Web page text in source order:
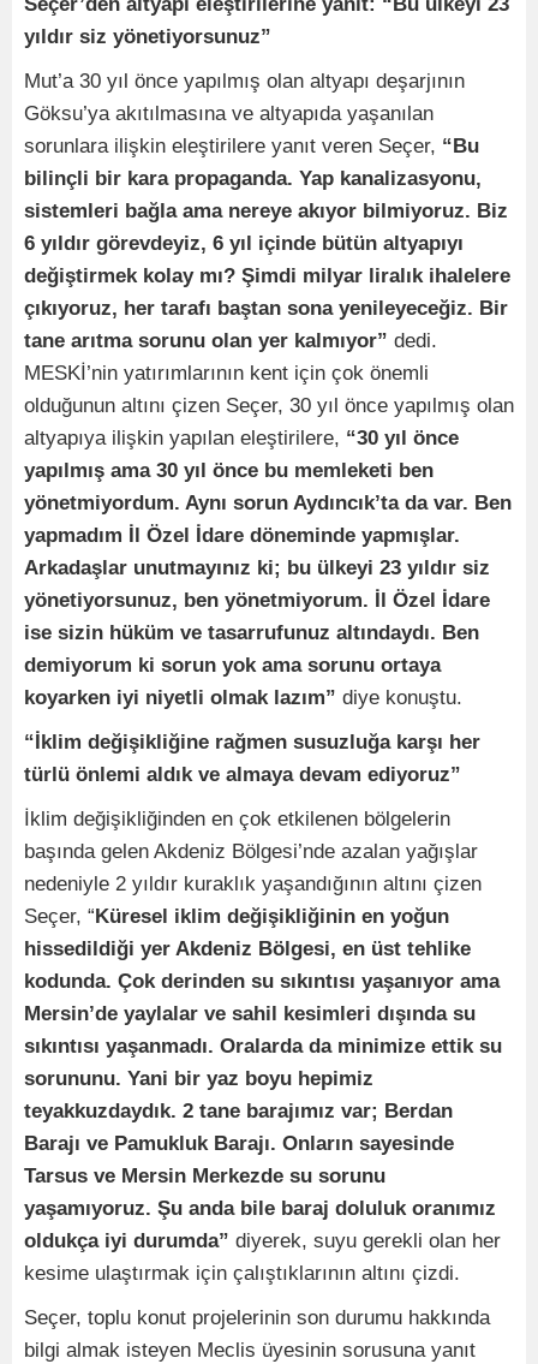
yıldır siz yönetiyorsunuz”
Mut’a 30 yıl önce yapılmış olan altyapı deşarjının
Göksu’ya akıtılmasına ve altyapıda yaşanılan
sorunlara ilişkin eleştirilere yanıt veren Seçer, “Bu
bilinçli bir kara propaganda. Yap kanalizasyonu,
sistemleri bağla ama nereye akıyor bilmiyoruz. Biz
6 yıldır görevdeyiz, 6 yıl içinde bütün altyapıyı
değiştirmek kolay mı? Şimdi milyar liralık ihalelere
çıkıyoruz, her tarafı baştan sona yenileyeceğiz. Bir
tane arıtma sorunu olan yer kalmıyor” dedi.
MESKİ’nin yatırımlarının kent için çok önemli
olduğunun altını çizen Seçer, 30 yıl önce yapılmış olan
altyapıya ilişkin yapılan eleştirilere, “30 yıl önce
yapılmış ama 30 yıl önce bu memleketi ben
yönetmiyordum. Aynı sorun Aydıncık’ta da var. Ben
yapmadım İl Özel İdare döneminde yapmışlar.
Arkadaşlar unutmayınız ki; bu ülkeyi 23 yıldır siz
yönetiyorsunuz, ben yönetmiyorum. İl Özel İdare
ise sizin hüküm ve tasarrufunuz altındaydı. Ben
demiyorum ki sorun yok ama sorunu ortaya
koyarken iyi niyetli olmak lazım” diye konuştu.
“İklim değişikliğine rağmen susuzluğa karşı her
türlü önlemi aldık ve almaya devam ediyoruz”
İklim değişikliğinden en çok etkilenen bölgelerin
başında gelen Akdeniz Bölgesi’nde azalan yağışlar
nedeniyle 2 yıldır kuraklık yaşandığının altını çizen
Seçer, “Küresel iklim değişikliğinin en yoğun
hissedildiği yer Akdeniz Bölgesi, en üst tehlike
kodunda. Çok derinden su sıkıntısı yaşanıyor ama
Mersin’de yaylalar ve sahil kesimleri dışında su
sıkıntısı yaşanmadı. Oralarda da minimize ettik su
sorununu. Yani bir yaz boyu hepimiz
teyakkuzdaydık. 2 tane barajımız var; Berdan
Barajı ve Pamukluk Barajı. Onların sayesinde
Tarsus ve Mersin Merkezde su sorunu
yaşamıyoruz. Şu anda bile baraj doluluk oranımız
oldukça iyi durumda” diyerek, suyu gerekli olan her
kesime ulaştırmak için çalıştıklarının altını çizdi.
Seçer, toplu konut projelerinin son durumu hakkında
bilgi almak isteyen Meclis üyesinin sorusuna yanıt